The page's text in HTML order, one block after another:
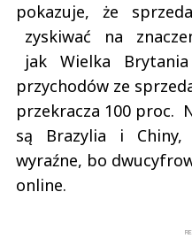
pokazuje, że
zyskiwać na
jak Wielka
przychodów ze
przekracza 100
są Brazylia i
wyraźne, bo
online.